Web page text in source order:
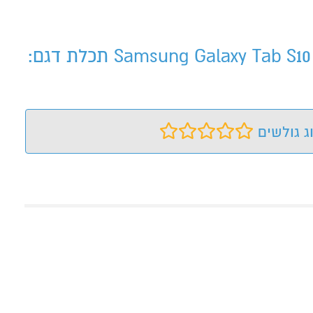
טאבלט Samsung Galaxy Tab S10 FE 8/128GB 5G תכלתטאבלט Samsung Galaxy Tab S10 FE 8/128GB 5G תכלת דגם:
גולשים